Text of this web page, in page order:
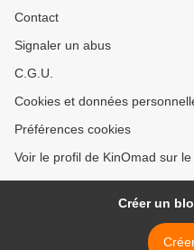
Contact
Signaler un abus
C.G.U.
Cookies et données
Préférences cookies
Voir le profil de KinOmad sur
Créer un